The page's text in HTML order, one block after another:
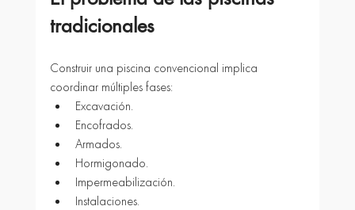
tradicionales
Construir una piscina convencional implica
coordinar múltiples fases:
Excavación.
Encofrados.
Armados.
Hormigonado.
Impermeabilización.
Instalaciones.